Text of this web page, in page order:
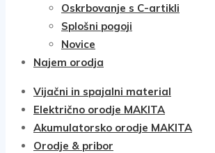
Oskrbovanje s C-artikli
Splošni pogoji
Novice
Najem orodja
Vijačni in spajalni material
Električno orodje MAKITA
Akumulatorsko orodje MAKITA
Orodje & pribor